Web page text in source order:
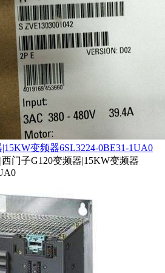
变频器6SL3224-0BE31-1UA0
门子G120变频器|15KW变频器